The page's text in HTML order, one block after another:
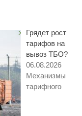
Грядет рост
тарифов на
вывоз ТБО?
06.08.2026
Механизмы
тарифного